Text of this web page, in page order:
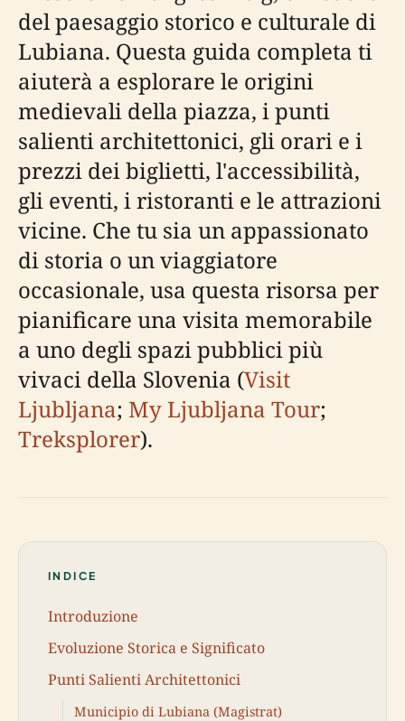
del paesaggio storico e culturale di
Lubiana. Questa guida completa ti
aiuterà a esplorare le origini
medievali della piazza, i punti
salienti architettonici, gli orari e i
prezzi dei biglietti, l'accessibilità,
gli eventi, i ristoranti e le attrazioni
vicine. Che tu sia un appassionato
di storia o un viaggiatore
occasionale, usa questa risorsa per
pianificare una visita memorabile
a uno degli spazi pubblici più
vivaci della Slovenia (Visit
Ljubljana; My Ljubljana Tour;
Treksplorer).
INDICE
Introduzione
Evoluzione Storica e Significato
Punti Salienti Architettonici
Municipio di Lubiana (Magistrat)